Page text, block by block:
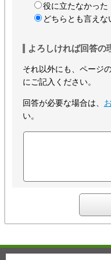
役に立たなかった
どちらとも言えな
よろしければ回答の
それ以外にも、ページ
にご記入ください。
回答が必要な場合は、
い。